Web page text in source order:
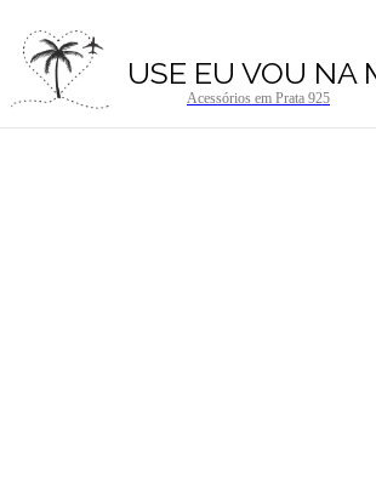
USE EU VOU NA
Acessórios em Prata 925